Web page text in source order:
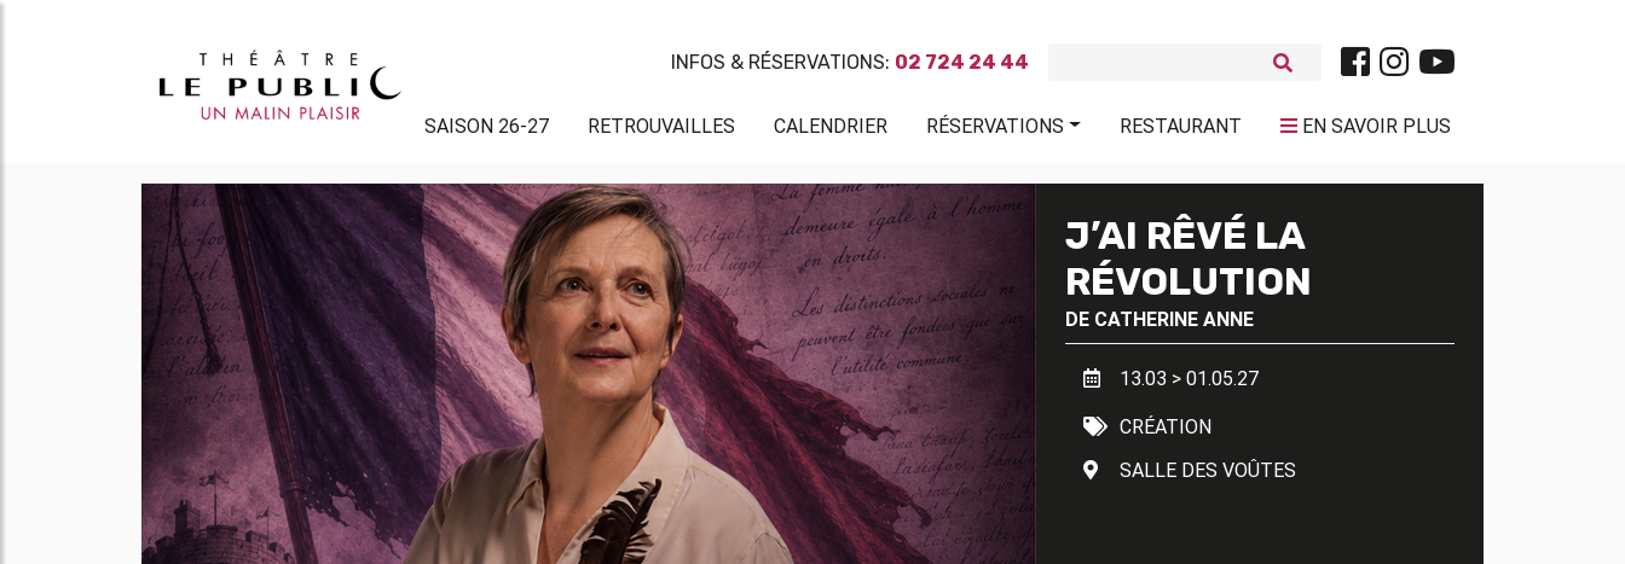
INFOS & RÉSERVATIONS: 02 724 24 44
SAISON 26-27 RETROUVAILLES CALENDRIER RÉSERVATIONS RESTAURANT EN SAVOIR PLUS
J’AI RÊVÉ LA
RÉVOLUTION
DE CATHERINE ANNE
13.03 > 01.05.27
CRÉATION
SALLE DES VOÛTES